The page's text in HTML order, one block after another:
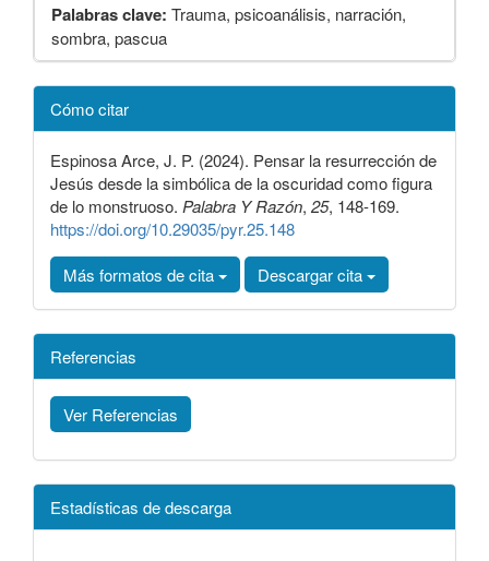
Palabras clave: Trauma, psicoanálisis, narración,
sombra, pascua
Detalles
del
artículo
Cómo citar
Espinosa Arce, J. P. (2024). Pensar la resurrección de
Jesús desde la simbólica de la oscuridad como figura
de lo monstruoso. Palabra Y Razón, 25, 148-169.
https://doi.org/10.29035/pyr.25.148
Más formatos de cita
Descargar cita
Referencias
Ver Referencias
Estadísticas de descarga